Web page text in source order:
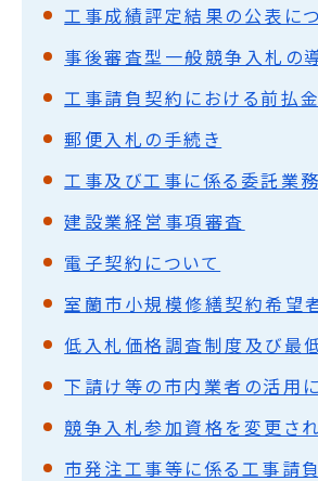
工事成績評定結果の公表に
事後審査型一般競争入札の
郵便入札の手続き
建設業経営事項審査
電子契約について
室蘭市小規模修繕契約希望
下請け等の市内業者の活用
競争入札参加資格を変更さ